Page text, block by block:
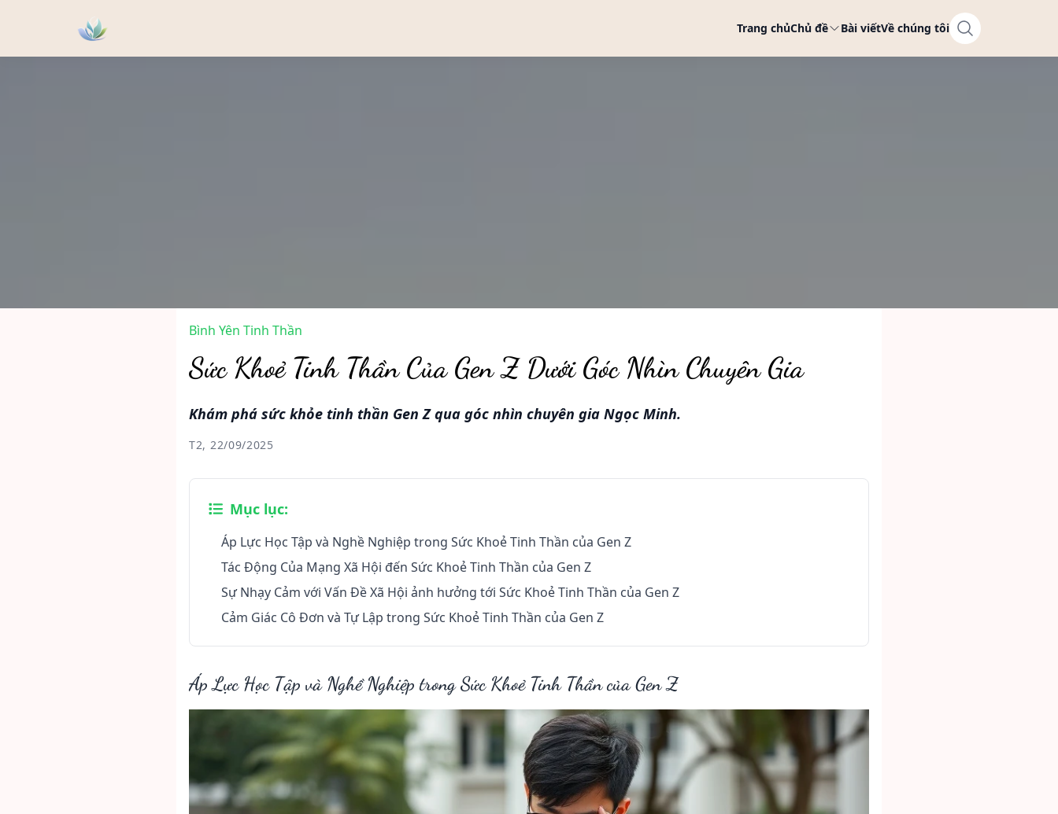
Trang chủChủ đề Bài viếtVề chúng tôi
Bình Yên Tinh Thần
Sức Khoẻ Tinh Thần Của Gen Z Dưới Góc Nhìn Chuyên Gia
Khám phá sức khỏe tinh thần Gen Z qua góc nhìn chuyên gia Ngọc Minh.
T2, 22/09/2025
Mục lục:
Áp Lực Học Tập và Nghề Nghiệp trong Sức Khoẻ Tinh Thần của Gen Z
Tác Động Của Mạng Xã Hội đến Sức Khoẻ Tinh Thần của Gen Z
Sự Nhạy Cảm với Vấn Đề Xã Hội ảnh hưởng tới Sức Khoẻ Tinh Thần của Gen Z
Cảm Giác Cô Đơn và Tự Lập trong Sức Khoẻ Tinh Thần của Gen Z
Áp Lực Học Tập và Nghề Nghiệp trong Sức Khoẻ Tinh Thần của Gen Z